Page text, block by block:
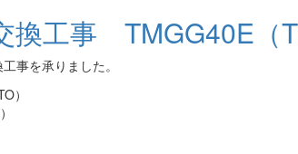
工事 TMGG40E（
事を承りました。